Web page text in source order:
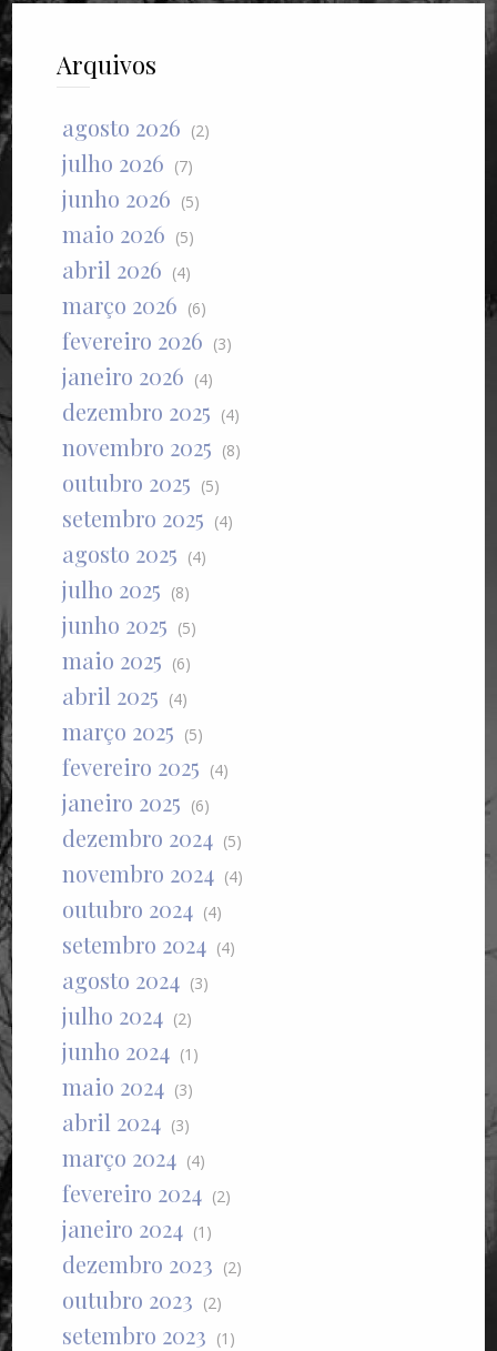
Arquivos
agosto 2026 (2)
julho 2026 (7)
junho 2026 (5)
maio 2026 (5)
abril 2026 (4)
março 2026 (6)
fevereiro 2026 (3)
janeiro 2026 (4)
dezembro 2025 (4)
novembro 2025 (8)
outubro 2025 (5)
setembro 2025 (4)
agosto 2025 (4)
julho 2025 (8)
junho 2025 (5)
maio 2025 (6)
abril 2025 (4)
março 2025 (5)
fevereiro 2025 (4)
janeiro 2025 (6)
dezembro 2024 (5)
novembro 2024 (4)
outubro 2024 (4)
setembro 2024 (4)
agosto 2024 (3)
julho 2024 (2)
junho 2024 (1)
maio 2024 (3)
abril 2024 (3)
março 2024 (4)
fevereiro 2024 (2)
janeiro 2024 (1)
dezembro 2023 (2)
outubro 2023 (2)
setembro 2023 (1)